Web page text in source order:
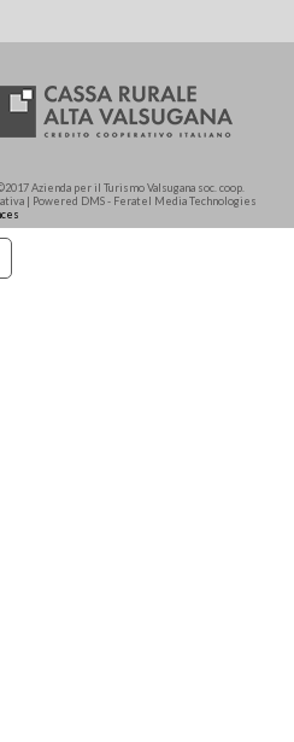
Azienda per il Turismo Valsugana soc. coop.
| Powered DMS - Feratel Media Technologies